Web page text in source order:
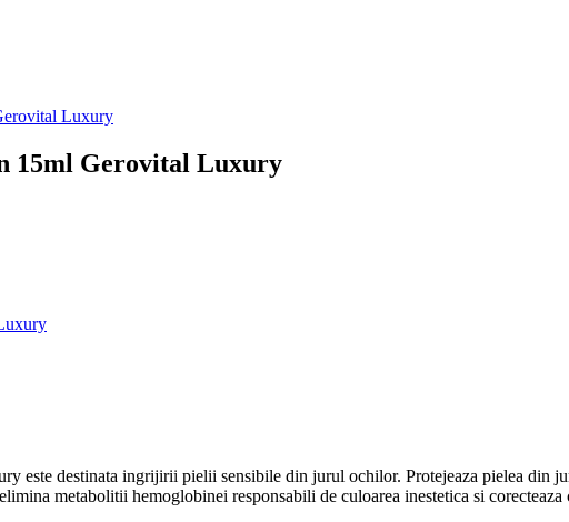
Luxury
15ml Gerovital Luxury
este destinata ingrijirii pielii sensibile din jurul ochilor. Protejeaza pielea din
metabolitii hemoglobinei responsabili de culoarea inestetica si corecteaza